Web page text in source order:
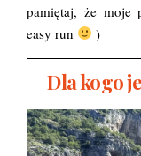
pamiętaj, że moje
easy run
)
Dla kogo